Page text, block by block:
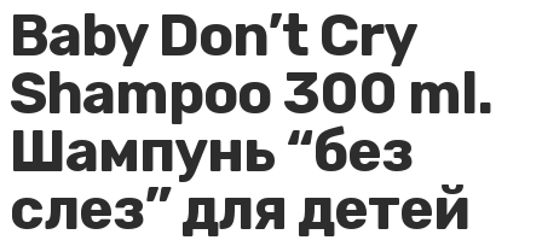
Baby Don’t Cry
Shampoo 300 ml.
Шампунь “без
слез” для детей